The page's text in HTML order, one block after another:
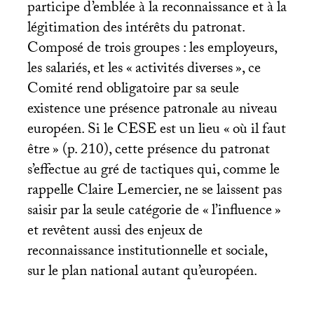
participe d’emblée à la reconnaissance et à la
légitimation des intérêts du patronat.
Composé de trois groupes : les employeurs,
les salariés, et les «activités diverses», ce
Comité rend obligatoire par sa seule
existence une présence patronale au niveau
européen. Si leCESEest un lieu «où il faut
être» (p. 210), cette présence du patronat
s’effectue au gré de tactiques qui, comme le
rappelle Claire Lemercier, ne se laissent pas
saisir par la seule catégorie de «l’influence»
et revêtent aussi des enjeux de
reconnaissance institutionnelle et sociale,
sur le plan national autant qu’européen.